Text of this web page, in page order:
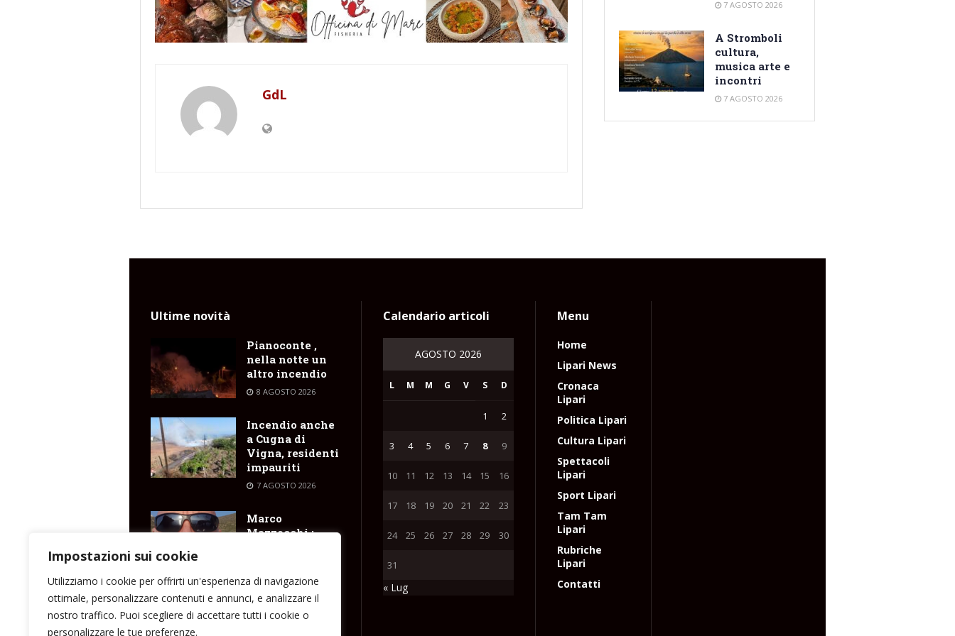
Impostazioni sui cookie
Utilizziamo i cookie per offrirti un'esperienza di navigazione
ottimale, personalizzare contenuti e annunci, e analizzare il
nostro traffico. Puoi scegliere di accettare tutti i cookie o
personalizzare le tue preferenze.
GdL
7 AGOSTO 2026
A Stromboli
cultura,
musica arte e
incontri
7 AGOSTO 2026
Ultime novità
Pianoconte ,
nella notte un
altro incendio
8 AGOSTO 2026
Incendio anche
a Cugna di
Vigna, residenti
impauriti
7 AGOSTO 2026
Marco
Mazzocchi :
trasporti
marittimi per le
isole”
7 AGOSTO 2026
Calendario articoli
AGOSTO 2026
L M M G V S D
1 2
3 4 5 6 7 8 9
10 11 12 13 14 15 16
17 18 19 20 21 22 23
24 25 26 27 28 29 30
31
« Lug
Menu
Home
Lipari News
Cronaca
Lipari
Politica Lipari
Cultura Lipari
Spettacoli
Lipari
Sport Lipari
Tam Tam
Lipari
Rubriche
Lipari
Contatti